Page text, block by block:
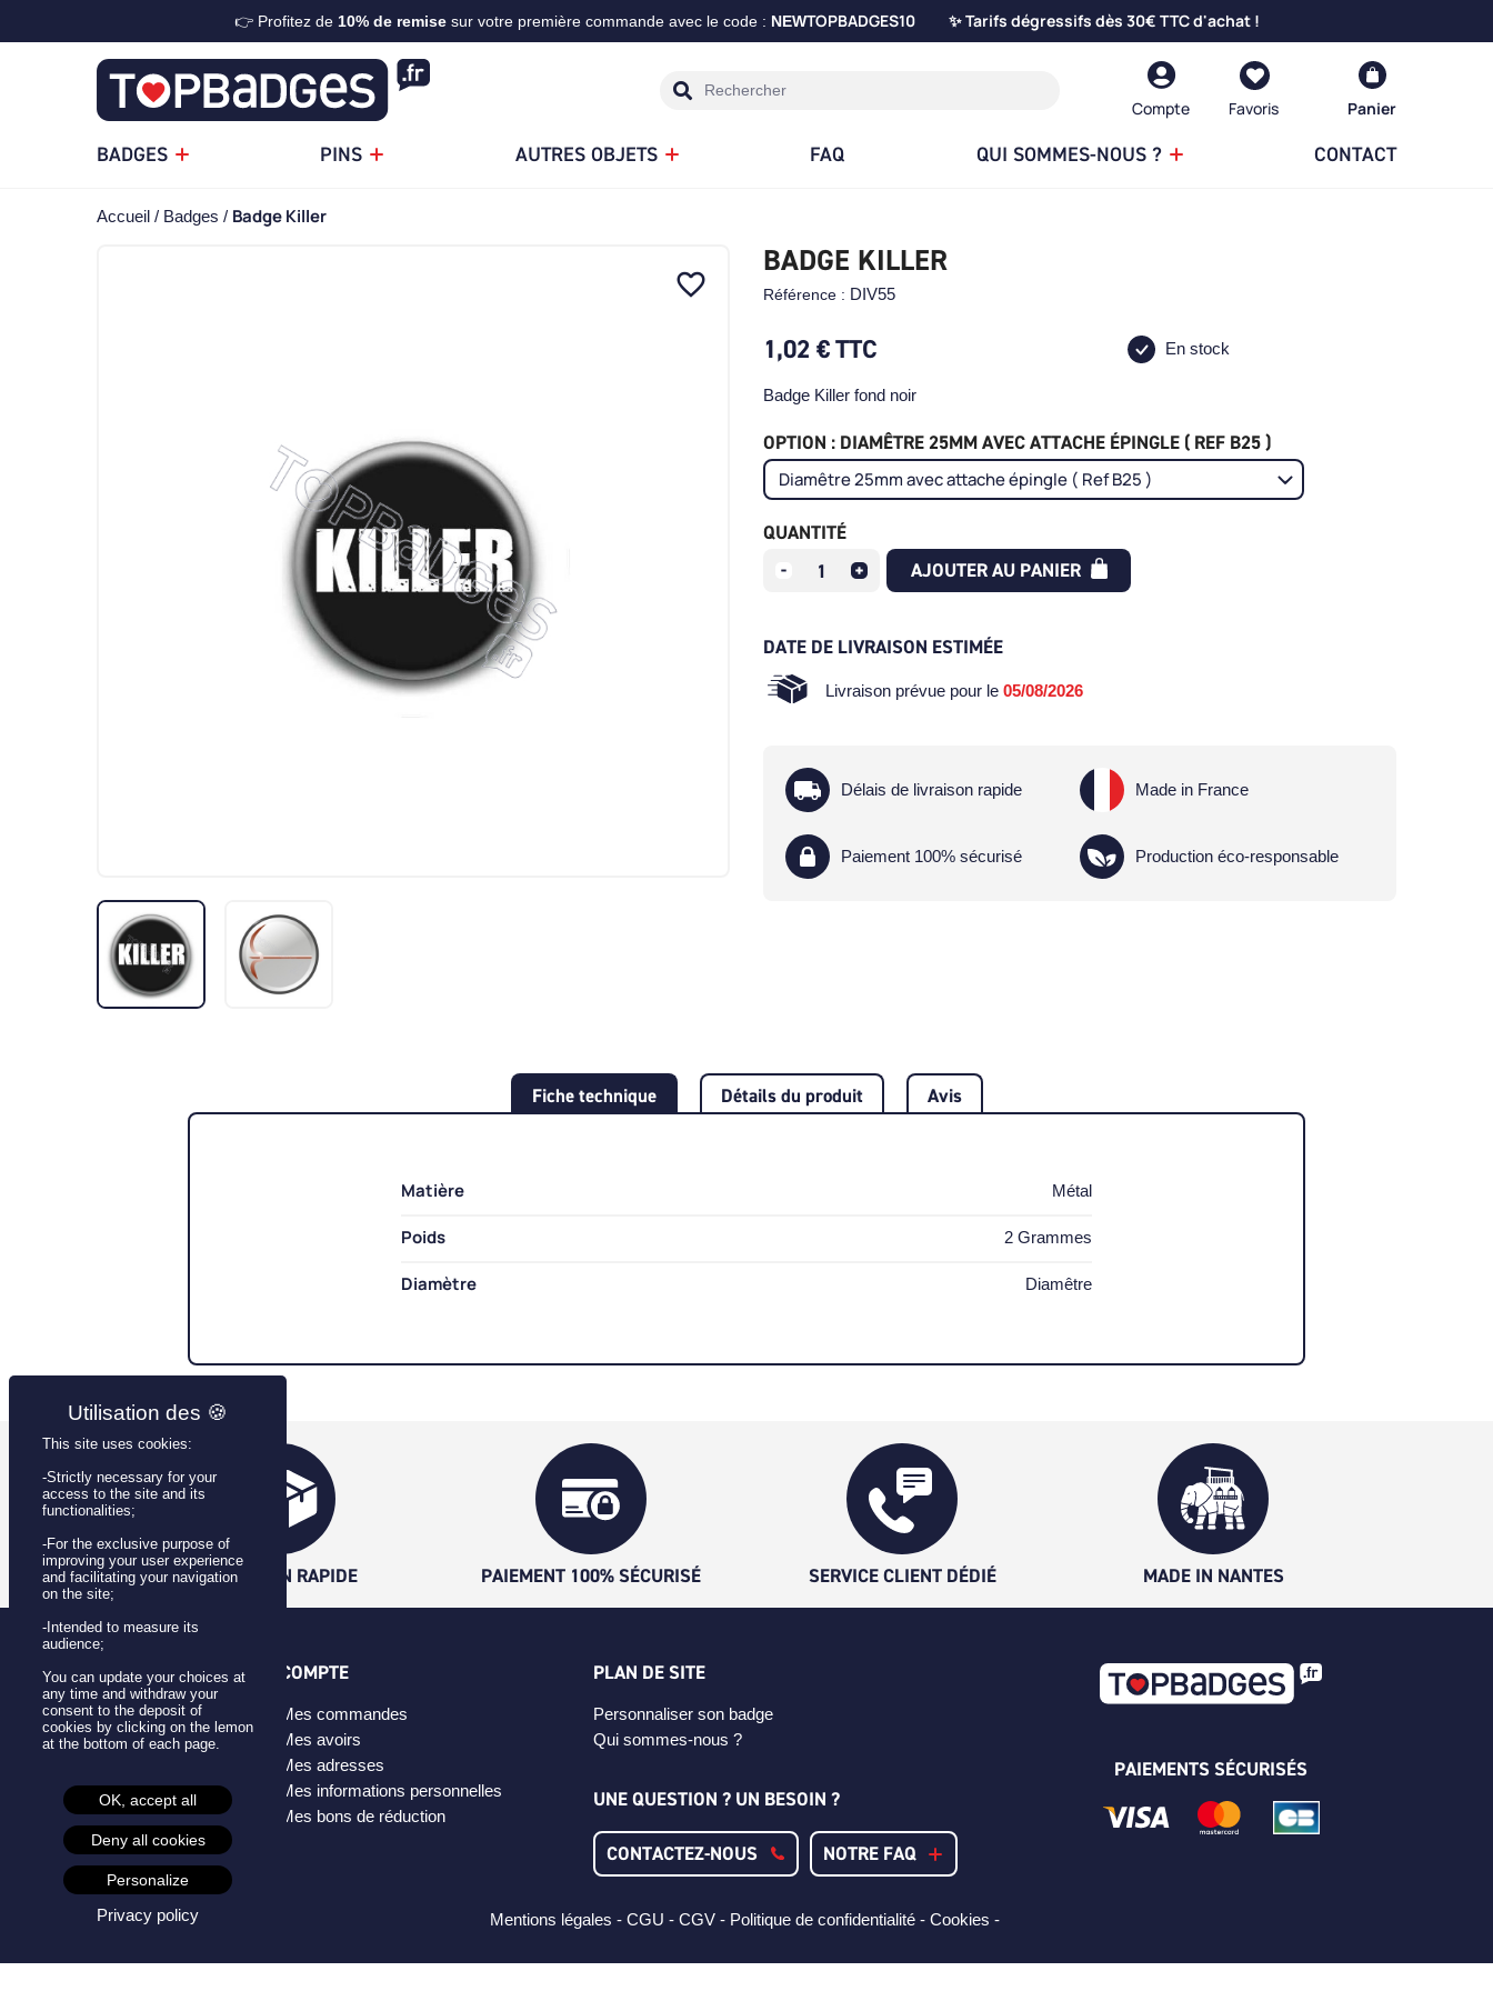
👉 Profitez de 10% de remisesur votre première commande avec le code : NEWTOPBADGES10 ✨ Tarifs dégressifs dès 30€ TTC d'achat !
Compte
BADGES PINS AUTRES OBJETS FAQ QUI SOMMES-NOUS ? CONTACT
Panier
Accueil Badges Badge Killer
favorite_border
BADGE KILLER
Référence : DIV55
1,02 €TTC En stock
Badge Killer fond noir
OPTION : DIAMÊTRE 25MM AVEC ATTACHE ÉPINGLE ( REF B25 )
QUANTITÉ
AJOUTER AU PANIER
DATE DE LIVRAISON ESTIMÉE
Livraison prévue pour le 05/08/2026
Délais de livraison rapide Made in France
Paiement 100% sécurisé Production éco-responsable
Fiche technique Détails du produit Avis
Matière Métal
Poids 2 Grammes
Diamètre Diamêtre
LIVRAISON RAPIDE PAIEMENT 100% SÉCURISÉ SERVICE CLIENT DÉDIÉ MADE IN NANTES
CATÉGORIES
Badges
Pins
Créateurs
COMPTE
Mes commandes
Mes avoirs
Mes adresses
Mes informations personnelles
Mes bons de réduction
PLAN DE SITE
Personnaliser son badge
Qui sommes-nous ?
UNE QUESTION ? UN BESOIN ?
CONTACTEZ-NOUS NOTRE FAQ
PAIEMENTS SÉCURISÉS
Mentions légales - CGU - CGV - Politique de confidentialité - Cookies -
This site uses cookies:
-Strictly necessary for your
access to the site and its
functionalities;
-For the exclusive purpose of
improving your user experience
and facilitating your navigation
on the site;
-Intended to measure its
audience;
You can update your choices at
any time and withdraw your
consent to the deposit of
cookies by clicking on the lemon
at the bottom of each page.
OK, accept all
Deny all cookies
Personalize
Privacy policy